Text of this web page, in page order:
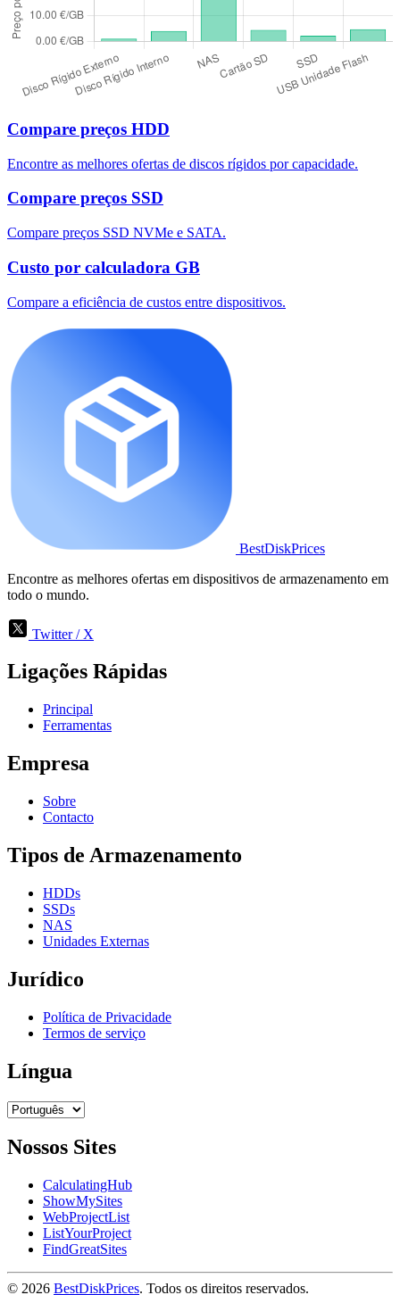
Compare preços HDD
Encontre as melhores ofertas de discos rígidos por capacidade.
Compare preços SSD
Compare preços SSD NVMe e SATA.
Custo por calculadora GB
Compare a eficiência de custos entre dispositivos.
BestDiskPrices
Encontre as melhores ofertas em dispositivos de armazenamento em
todo o mundo.
Twitter / X
Ligações Rápidas
Principal
Ferramentas
Empresa
Sobre
Contacto
Tipos de Armazenamento
HDDs
SSDs
NAS
Unidades Externas
Jurídico
Política de Privacidade
Termos de serviço
Língua
Nossos Sites
CalculatingHub
ShowMySites
WebProjectList
ListYourProject
FindGreatSites
© 2026 BestDiskPrices. Todos os direitos reservados.